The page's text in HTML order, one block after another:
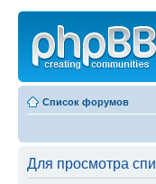
Список форумов
Для просмотра